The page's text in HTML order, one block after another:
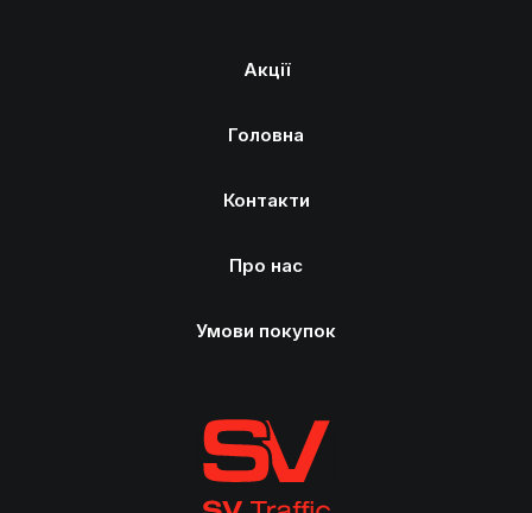
Акції
Головна
Контакти
Про нас
Умови покупок